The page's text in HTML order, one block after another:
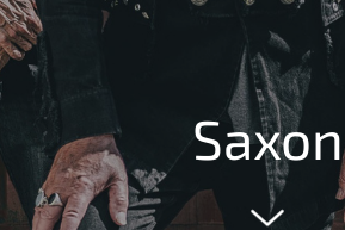
Saxon